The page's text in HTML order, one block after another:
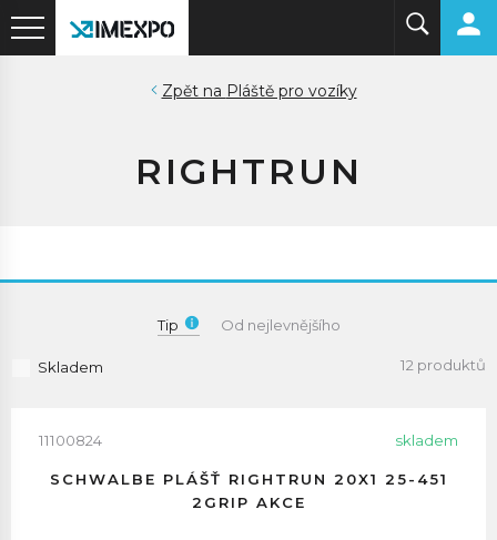
Pláště pro vozíky
RIGHTRUN
Tip Od nejlevnějšího
Skladem 12 produktů
11100824 skladem
SCHWALBE PLÁŠŤ RIGHTRUN 20X1 25-451
2GRIP AKCE